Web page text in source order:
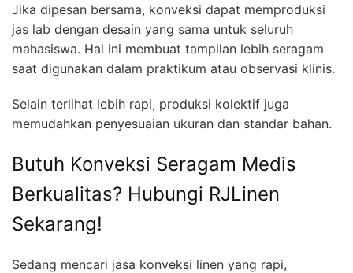
Jika dipesan bersama, konveksi dapat memproduksi
jas lab dengan desain yang sama untuk seluruh
mahasiswa. Hal ini membuat tampilan lebih seragam
saat digunakan dalam praktikum atau observasi klinis.
Selain terlihat lebih rapi, produksi kolektif juga
memudahkan penyesuaian ukuran dan standar bahan.
Butuh Konveksi Seragam Medis
Berkualitas? Hubungi RJLinen
Sekarang!
Sedang mencari jasa konveksi linen yang rapi,